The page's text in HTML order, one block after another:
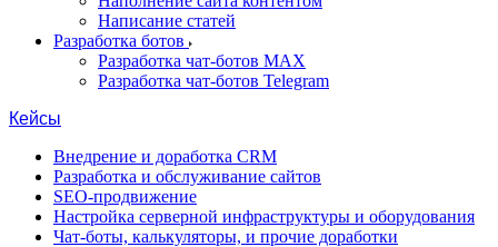
Написание статей
Разработка ботов
Разработка чат-ботов MAX
Разработка чат-ботов Telegram
Кейсы
Внедрение и доработка CRM
Разработка и обслуживание сайтов
SEO-продвижение
Настройка серверной инфраструктуры и оборудования
Чат-боты, калькуляторы, и прочие доработки